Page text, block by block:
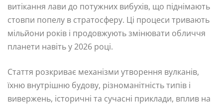
витікання лави до потужних вибухів, що піднімають
стовпи попелу в стратосферу. Ці процеси тривають
мільйони років і продовжують змінювати обличчя
планети навіть у 2026 році.
Стаття розкриває механізми утворення вулканів,
їхню внутрішню будову, різноманітність типів і
вивержень, історичні та сучасні приклади, вплив на